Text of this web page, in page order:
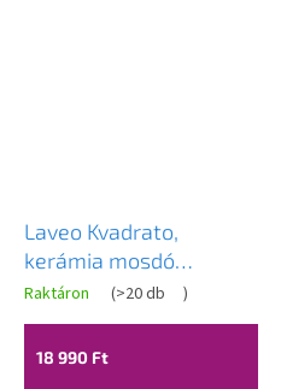
Laveo Kvadrato,
kerámia mosdó
355x210x130 mm,
fényes fehér, LAV-
VUK_6135
Raktáron (>20 db )
18 990 Ft